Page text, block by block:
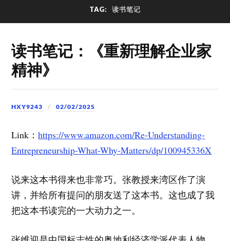
TAG: 读书笔记
读书笔记：《重新理解企业家
精神》
HXY9243 02/02/2025
Link：https://www.amazon.com/Re-Understanding-
Entrepreneurship-What-Why-Matters/dp/100945336X
说来这本书得来也非常巧。张教授来湾区作了演
讲，并给所有提问的朋友送了这本书。这也成了我
把这本书读完的一大动力之一。